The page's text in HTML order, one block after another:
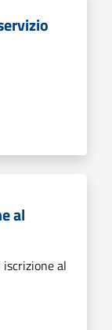
al
al